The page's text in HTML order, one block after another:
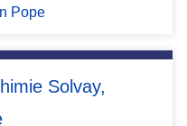
Pope
Solvay,